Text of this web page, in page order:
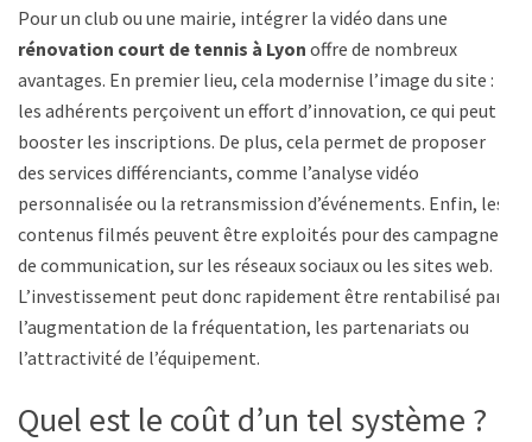
Pour un club ou une mairie, intégrer la vidéo dans une
rénovation court de tennis à Lyon offre de nombreux
avantages. En premier lieu, cela modernise l’image du site :
les adhérents perçoivent un effort d’innovation, ce qui peut
booster les inscriptions. De plus, cela permet de proposer
des services différenciants, comme l’analyse vidéo
personnalisée ou la retransmission d’événements. Enfin, les
contenus filmés peuvent être exploités pour des campagnes
de communication, sur les réseaux sociaux ou les sites web.
L’investissement peut donc rapidement être rentabilisé par
l’augmentation de la fréquentation, les partenariats ou
l’attractivité de l’équipement.
Quel est le coût d’un tel système ?